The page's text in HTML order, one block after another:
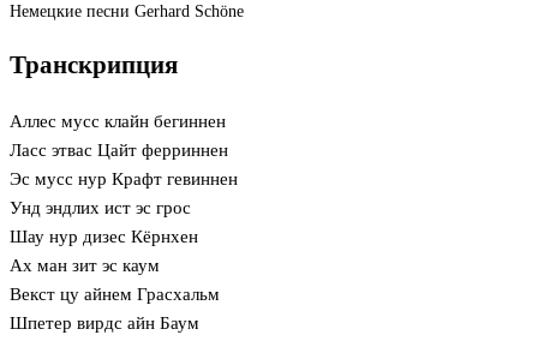
Немецкие песни Gerhard Schöne
Транскрипция
Аллес мусс клайн бегиннен
Ласс этвас Цайт ферриннен
Эс мусс нур Крафт гевиннен
Унд эндлих ист эс грос
Шау нур дизес Кёрнхен
Ах ман зит эс каум
Векст цу айнем Грасхальм
Шпетер вирдс айн Баум